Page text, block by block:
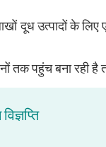
दूध उत्‍पादों के
तक पहुंच बना रही